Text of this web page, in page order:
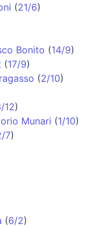
(21/6)
Bonito (14/9)
(17/9)
(2/10)
12)
Munari (1/10)
7)
(6/2)